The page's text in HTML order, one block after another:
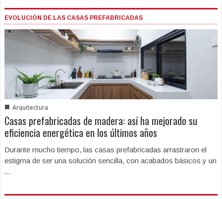
EVOLUCIÓN DE LAS CASAS PREFABRICADAS
■ Arquitectura
Casas prefabricadas de madera: así ha mejorado su
eficiencia energética en los últimos años
Durante mucho tiempo, las casas prefabricadas arrastraron el
estigma de ser una solución sencilla, con acabados básicos y un
...